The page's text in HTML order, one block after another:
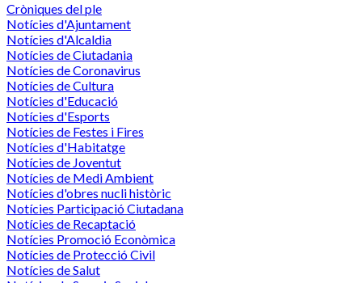
Cròniques del ple
Notícies d'Ajuntament
Notícies d'Alcaldia
Notícies de Ciutadania
Notícies de Coronavirus
Notícies de Cultura
Notícies d'Educació
Notícies d'Esports
Notícies de Festes i Fires
Notícies d'Habitatge
Notícies de Joventut
Notícies de Medi Ambient
Notícies d'obres nucli històric
Notícies Participació Ciutadana
Notícies de Recaptació
Notícies Promoció Econòmica
Notícies de Protecció Civil
Notícies de Salut